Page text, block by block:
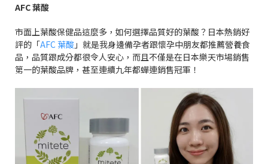
AFC葉酸
市面上葉酸保健品這麼多，如何選擇品質好的葉酸？日本熱銷好
評的「AFC葉酸 」就是我身邊備孕者跟懷孕中朋友都推薦營養食
品，品質跟成分都很令人安心，而且不僅是在日本樂天市場銷售
第一的葉酸品牌，甚至連續九年都蟬連銷售冠軍！